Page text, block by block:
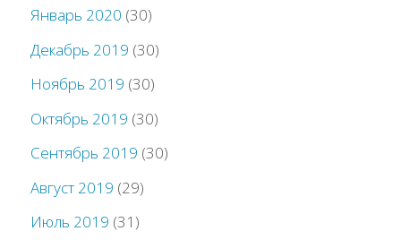
Январь 2020 (30)
Декабрь 2019 (30)
Ноябрь 2019 (30)
Октябрь 2019 (30)
Сентябрь 2019 (30)
Август 2019 (29)
Июль 2019 (31)